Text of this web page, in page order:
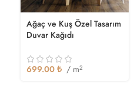
Ağaç ve Kuş Özel Tasarım
Duvar Kağıdı
699.00 ₺ / m2